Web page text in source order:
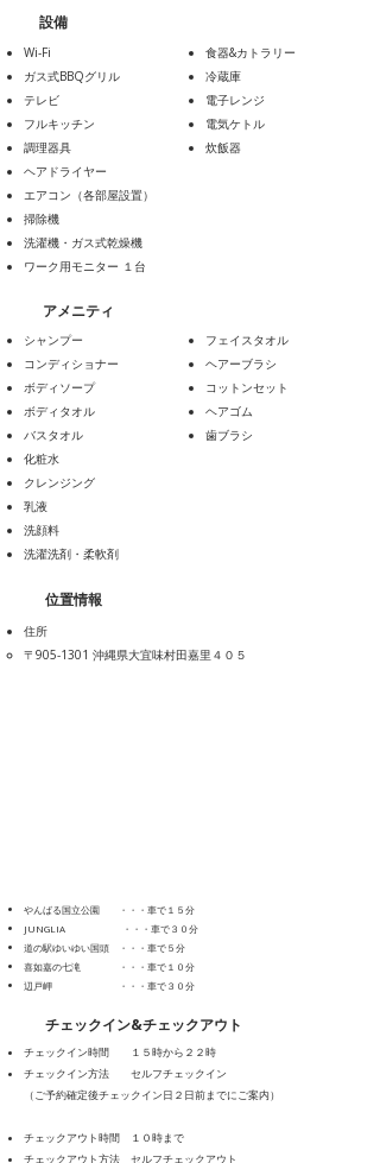
設備
Wi-Fi
ガス式BBQグリル
テレビ
フルキッチン
調理器具
食器&カトラリー
冷蔵庫
電子レンジ
電気ケトル
炊飯器
​ヘアドライヤー
エアコン（各部屋設置）
掃除機
洗濯機・ガス式乾燥機
​ワーク用モニター １台
アメニティ
シャンプー
コンディショナー
ボディソープ
ボディタオル
​バスタオル
​フェイスタオル
ヘアーブラシ
コットンセット
ヘアゴム
歯ブラシ
化粧水
クレンジング
乳液
洗顔料
​洗濯洗剤・柔軟剤
​位置情報
住所
〒905-1301 沖縄県大宜味村田嘉里４０５​​
やんばる国立公園 ・・・車で１５分
JUNGLIA ・・・車で３０分
道の駅ゆいゆい国頭 ・・・車で５分
喜如嘉の七滝 ・・・車で１０分
辺戸岬 ・・・車で３０分
​チェックイン&チェックアウト
チェックイン時間 １５時から２２時
​チェックイン方法 セルフチェックイン
（ご予約確定後チェックイン日２日前までにご案内）
チェックアウト時間 １０時まで
​チェックアウト方法 セルフチェックアウト